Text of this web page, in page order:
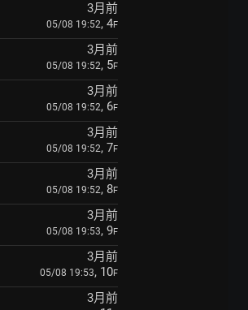
3月前
05/08 19:52, 4F
3月前
05/08 19:52, 5F
3月前
05/08 19:52, 6F
3月前
05/08 19:52, 7F
3月前
05/08 19:52, 8F
3月前
05/08 19:53, 9F
3月前
05/08 19:53, 10F
3月前